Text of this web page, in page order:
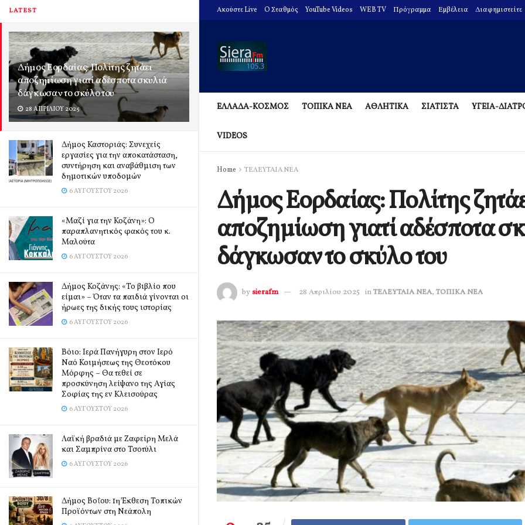
LATEST
Δήμος Εορδαίας: Πολίτης ζητάει
αποζημίωση γιατί αδέσποτα σκυλιά
δάγκωσαν το σκύλο του
28 ΑΠΡΙΛΊΟΥ 2025
Δήμος Καστοριάς: Συνεχείς
εργασίες για την αποκατάσταση,
συντήρηση και αναβάθμιση των
δημοτικών υποδομών
6 ΑΥΓΟΎΣΤΟΥ 2026
«Μαζί για την Κοζάνη»: Ο
παραπλανητικός φακός του κ.
Μαλούτα
6 ΑΥΓΟΎΣΤΟΥ 2026
Δήμος Κοζάνης: «Το βιβλίο που
είμαι» – Όταν τα παιδιά γίνονται οι
ήρωες της δικής τους ιστορίας
6 ΑΥΓΟΎΣΤΟΥ 2026
Βόιο: Ιερά Πανήγυρη στον Ιερό
Ναό Κοιμήσεως της Θεοτόκου
Μόρφης – Θα τεθεί σε
προσκύνηση λείψανο της Αγίας
Σοφίας της εν Κλεισούρας
6 ΑΥΓΟΎΣΤΟΥ 2026
Λαϊκή βραδιά με Ζαφείρη Μελά
και Σαμπρίνα στο Τσοτύλι
6 ΑΥΓΟΎΣΤΟΥ 2026
Δήμος Βοΐου: 1η Έκθεση Τοπικών
Προϊόντων στη Νεάπολη
Ακούστε Live O Σταθμός YouTube Videos WEB TV Πρόγραμμα Εμβέλεια Διαφημιστείτε
ΕΛΛΑΔΑ-ΚΟΣΜΟΣ ΤΟΠΙΚΑ ΝΕΑ ΑΘΛΗΤΙΚΑ ΣΙΑΤΙΣΤΑ ΥΓΕΙΑ-
VIDEOS
Home ΤΕΛΕΥΤΑΙΑ ΝΕΑ
Δήμος Εορδαίας: Πολίτης
αποζημίωση γιατί αδέσποτα
δάγκωσαν το σκύλο του
by sierafm 28 Απριλίου 2025 inΤΕΛΕΥΤΑΙΑ ΝΕΑ, ΤΟΠΙΚΑ ΝΕΑ